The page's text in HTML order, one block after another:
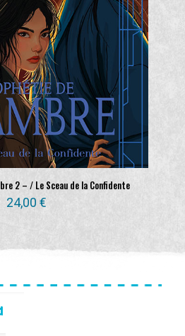
2 – / Le Sceau de la Confidente
24,00€